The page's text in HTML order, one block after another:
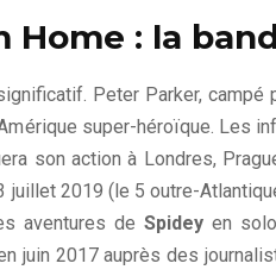
Home : la
Peter Parker, campé
super-héroïque. Les
son action à Londres,
juillet 2019 (le 5 outre-
aventures deSpidey en
juin 2017 auprès des